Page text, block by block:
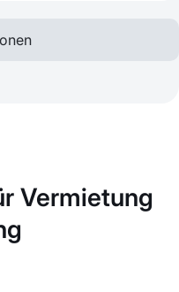
Vermietung